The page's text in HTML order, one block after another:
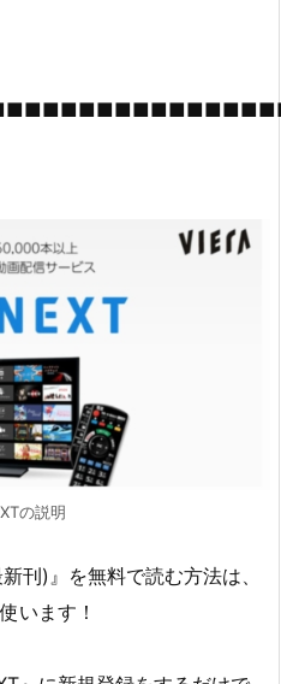
の説明
刊)』を無料で読む方法は、
います！